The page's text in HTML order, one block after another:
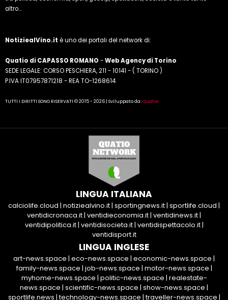
altro...
NotiziealVino.it è uno dei portali del network di:
Quatio di CAPASSO ROMANO -Web Agency di Torino
SEDE LEGALE: CORSO PESCHIERA, 211 - 10141 - ( TORINO )
P.IVA IT07957871218 - REA TO-1268614
TUTTI I DIRITTI SONO RISERVATI © 2015 - 2026 | Sviluppato da:Quatio
LINGUA ITALIANA
calciolife.cloud | notiziealvino.it| sportingnews.it| sportlife.cloud |
ventidicronaca.it| ventidieconomia.it| ventidinews.it|
ventidipolitica.it| ventidisocieta.it| ventidispettacolo.it|
ventidisport.it
LINGUA INGLESE
art-news.space | eco-news.space | economic-news.space |
family-news.space | job-news.space | motor-news.space |
myhome-news.space | politic-news.space | realestate-
news.space | scientific-news.space | show-news.space |
sportlife.news |technology-news.space |traveller-news.space |